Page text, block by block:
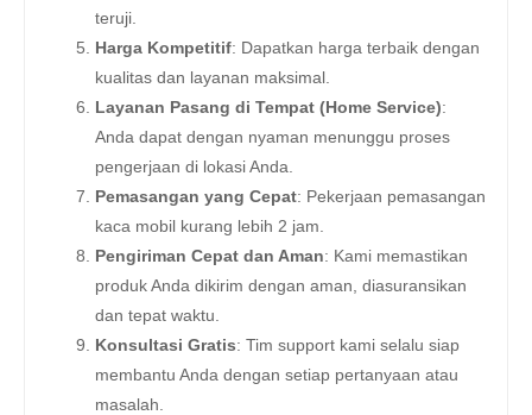
teruji.
Harga Kompetitif: Dapatkan harga terbaik dengan
kualitas dan layanan maksimal.
Layanan Pasang di Tempat (Home Service):
Anda dapat dengan nyaman menunggu proses
pengerjaan di lokasi Anda.
Pemasangan yang Cepat: Pekerjaan pemasangan
kaca mobil kurang lebih 2 jam.
Pengiriman Cepat dan Aman: Kami memastikan
produk Anda dikirim dengan aman, diasuransikan
dan tepat waktu.
Konsultasi Gratis: Tim support kami selalu siap
membantu Anda dengan setiap pertanyaan atau
masalah.